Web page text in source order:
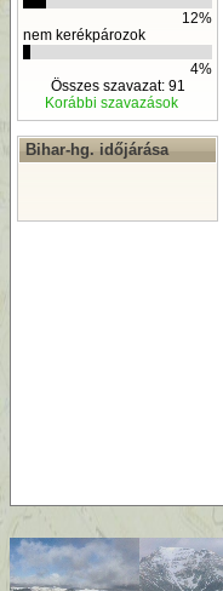
12%
nem kerékpározok
4%
Összes szavazat: 91
Korábbi szavazások
Bihar-hg. időjárása